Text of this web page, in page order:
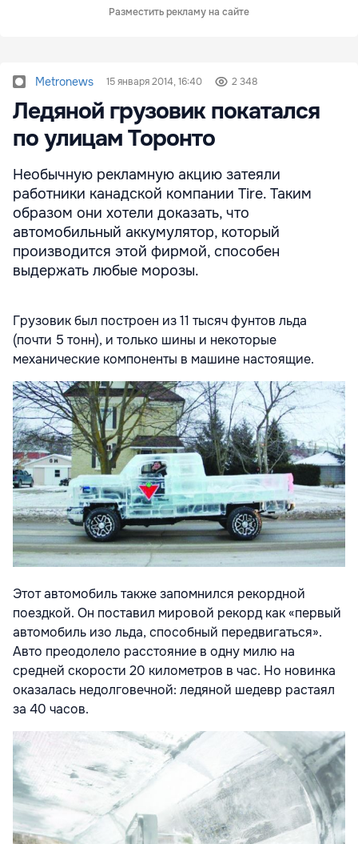
Разместить рекламу на сайте
Metronews 15 января 2014, 16:40 2 348
Ледяной грузовик покатался
по улицам Торонто
Необычную рекламную акцию затеяли
работники канадской компании Tire. Таким
образом они хотели доказать, что
автомобильный аккумулятор, который
производится этой фирмой, способен
выдержать любые морозы.
Грузовик был построен из 11 тысяч фунтов льда
(почти 5 тонн), и только шины и некоторые
механические компоненты в машине настоящие.
Этот автомобиль также запомнился рекордной
поездкой. Он поставил мировой рекорд как «первый
автомобиль изо льда, способный передвигаться».
Авто преодолело расстояние в одну милю на
средней скорости 20 километров в час. Но новинка
оказалась недолговечной: ледяной шедевр растаял
за 40 часов.